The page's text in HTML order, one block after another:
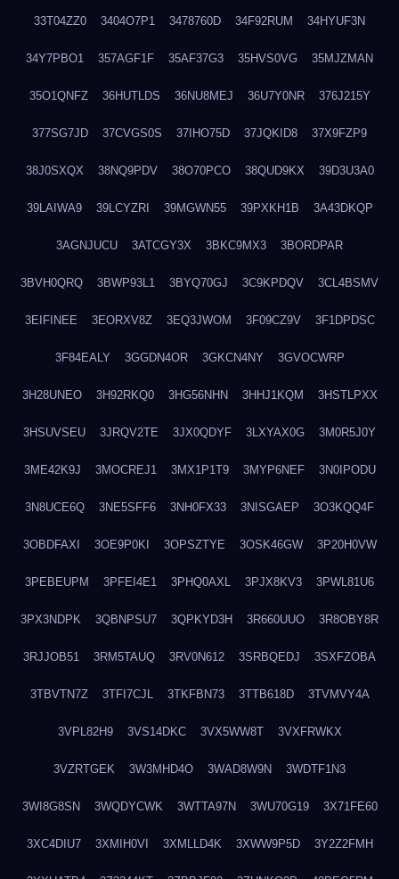
33T04ZZ0 3404O7P1 3478760D 34F92RUM 34HYUF3N
34Y7PBO1 357AGF1F 35AF37G3 35HVS0VG 35MJZMAN
35O1QNFZ 36HUTLDS 36NU8MEJ 36U7Y0NR 376J215Y
377SG7JD 37CVGS0S 37IHO75D 37JQKID8 37X9FZP9
38J0SXQX 38NQ9PDV 38O70PCO 38QUD9KX 39D3U3A0
39LAIWA9 39LCYZRI 39MGWN55 39PXKH1B 3A43DKQP
3AGNJUCU 3ATCGY3X 3BKC9MX3 3BORDPAR
3BVH0QRQ 3BWP93L1 3BYQ70GJ 3C9KPDQV 3CL4BSMV
3EIFINEE 3EORXV8Z 3EQ3JWOM 3F09CZ9V 3F1DPDSC
3F84EALY 3GGDN4OR 3GKCN4NY 3GVOCWRP
3H28UNEO 3H92RKQ0 3HG56NHN 3HHJ1KQM 3HSTLPXX
3HSUVSEU 3JRQV2TE 3JX0QDYF 3LXYAX0G 3M0R5J0Y
3ME42K9J 3MOCREJ1 3MX1P1T9 3MYP6NEF 3N0IPODU
3N8UCE6Q 3NE5SFF6 3NH0FX33 3NISGAEP 3O3KQQ4F
3OBDFAXI 3OE9P0KI 3OPSZTYE 3OSK46GW 3P20H0VW
3PEBEUPM 3PFEI4E1 3PHQ0AXL 3PJX8KV3 3PWL81U6
3PX3NDPK 3QBNPSU7 3QPKYD3H 3R660UUO 3R8OBY8R
3RJJOB51 3RM5TAUQ 3RV0N612 3SRBQEDJ 3SXFZOBA
3TBVTN7Z 3TFI7CJL 3TKFBN73 3TTB618D 3TVMVY4A
3VPL82H9 3VS14DKC 3VX5WW8T 3VXFRWKX
3VZRTGEK 3W3MHD4O 3WAD8W9N 3WDTF1N3
3WI8G8SN 3WQDYCWK 3WTTA97N 3WU70G19 3X71FE60
3XC4DIU7 3XMIH0VI 3XMLLD4K 3XWW9P5D 3Y2Z2FMH